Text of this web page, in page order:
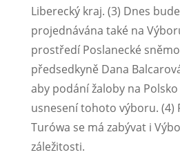
Liberecký kraj. (3) Dnes
projednávána také na
prostředí Poslanecké
předsedkyně Dana
aby podání žaloby na
usnesení tohoto výboru. (4)
Turówa se má zabývat i
záležitosti.